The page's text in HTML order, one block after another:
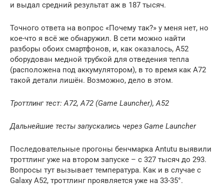
и выдал средний результат аж в 187 тысяч.
Точного ответа на вопрос «Почему так?» у меня нет, но
кое-что я всё же обнаружил. В сети можно найти
разборы обоих смартфонов, и, как оказалось, A52
оборудован медной трубкой для отведения тепла
(расположена под аккумулятором), в то время как A72
такой детали лишён. Возможно, дело в этом.
Троттлинг тест: A72, A72 (Game Launcher), A52
Дальнейшие тесты запускались через Game Launcher
Последовательные прогоны бенчмарка Antutu выявили
троттлинг уже на втором запуске – с 327 тысяч до 293.
Вопросы тут вызывает температура. Как и в случае с
Galaxy A52, троттлинг проявляется уже на 33-35°.